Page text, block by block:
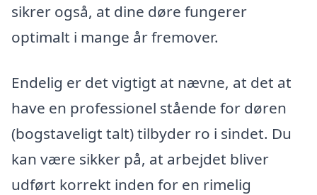
sikrer også, at dine døre fungerer
optimalt i mange år fremover.
Endelig er det vigtigt at nævne, at det at
have en professionel stående for døren
(bogstaveligt talt) tilbyder ro i sindet. Du
kan være sikker på, at arbejdet bliver
udført korrekt inden for en rimelig